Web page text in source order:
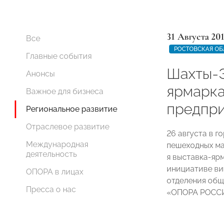
Все
Главные события
Анонсы
Важное для бизнеса
Региональное развитие
Отраслевое развитие
Международная
деятельность
ОПОРА в лицах
Пресса о нас
31 Августа
РОСТОВСКАЯ
Шахты-
26 августа в
пешеходных
я выставка-
инициативе
отделения
«ОПОРА